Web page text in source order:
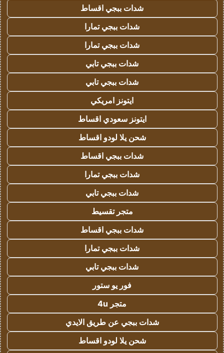
شدات ببجي اقساط
شدات ببجي تمارا
شدات ببجي تمارا
شدات ببجي تابي
شدات ببجي تابي
ايتونز امريكي
ايتونز سعودي اقساط
شحن يلا لودو اقساط
شدات ببجي اقساط
شدات ببجي تمارا
شدات ببجي تابي
متجر تقسيط
شدات ببجي اقساط
شدات ببجي تمارا
شدات ببجي تابي
فور يو ستور
متجر 4u
شدات ببجي عن طريق الايدي
شحن يلا لودو اقساط